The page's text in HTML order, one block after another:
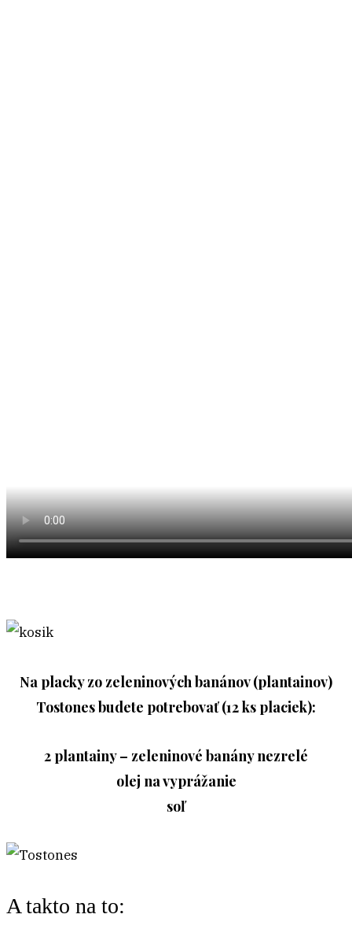
Na placky zo zeleninových banánov (plantainov)
Tostones budete potrebovať (12 ks placiek):
2 plantainy – zeleninové banány nezrelé
olej na vyprážanie
soľ
A takto na to: